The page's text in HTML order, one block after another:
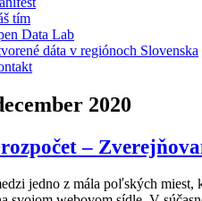
tím
Data Lab
dáta v regiónoch Slovenska
2020
–
jedno z mála poľských